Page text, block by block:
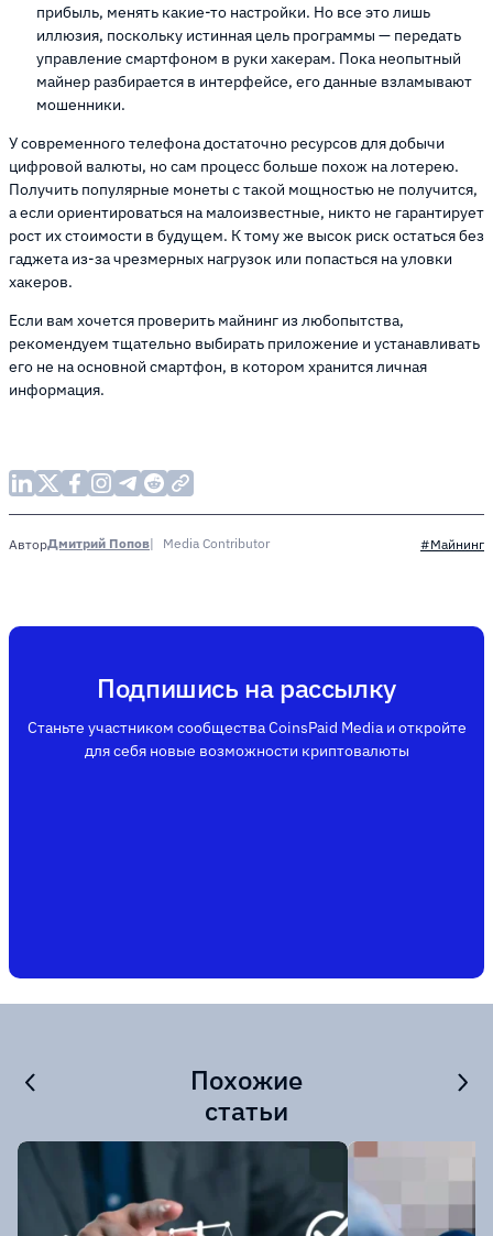
прибыль, менять какие-то настройки. Но все это лишь
иллюзия, поскольку истинная цель программы — передать
управление смартфоном в руки хакерам. Пока неопытный
майнер разбирается в интерфейсе, его данные взламывают
мошенники.
У современного телефона достаточно ресурсов для добычи
цифровой валюты, но сам процесс больше похож на лотерею.
Получить популярные монеты с такой мощностью не получится,
а если ориентироваться на малоизвестные, никто не гарантирует
рост их стоимости в будущем. К тому же высок риск остаться без
гаджета из-за чрезмерных нагрузок или попасться на уловки
хакеров.
Если вам хочется проверить майнинг из любопытства,
рекомендуем тщательно выбирать приложение и устанавливать
его не на основной смартфон, в котором хранится личная
информация.
АвторДмитрий Попов Media Contributor #Майнинг
Подпишись на рассылку
Станьте участником сообщества CoinsPaid Media и откройте
для себя новые возможности криптовалюты
Похожие
статьи